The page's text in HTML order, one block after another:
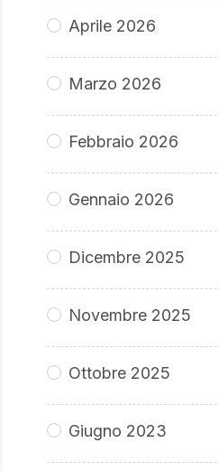
Aprile 2026
Marzo 2026
Febbraio 2026
Gennaio 2026
Dicembre 2025
Novembre 2025
Ottobre 2025
Giugno 2023